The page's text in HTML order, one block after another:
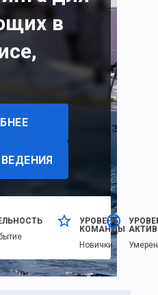
в
УРОВЕНЬ
КОМАНДЫ
Новички